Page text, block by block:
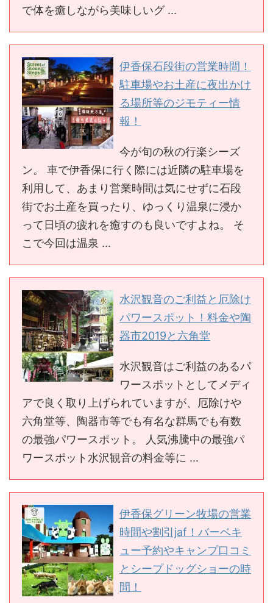
で体を癒しながら美味しいグ ...
伊香保石段街の営業時間！
駐車場やお土産に夜出かけ
る場所等のジモティー情
報！
今が旬の秋の行楽シーズ
ン。 車で伊香保に行く際には近隣の駐車場を
利用して、あまり営業時間は気にせずに石段
街でお土産を買ったり、ゆっくり温泉に浸か
って日頃の疲れを癒すのも良いですよね。 そ
こで今回は温泉 ...
水沢観音のご利益と厄除け
パワースポット！料金や陶
器市2019と六角堂
水沢観音はご利益のあるパ
ワースポットとしてメディ
アで良く取り上げられていますが、厄除けや
六角堂等、陶器市等でも有名な群馬でも有数
の最強パワースポット。 人気沸騰中の最強パ
ワースポット水沢観音の料金等に ...
伊香保グリーン牧場の営業
時間や割引jaf！バーベキ
ュー予約やキャンプ口コミ
とシープドッグショーの時
間！